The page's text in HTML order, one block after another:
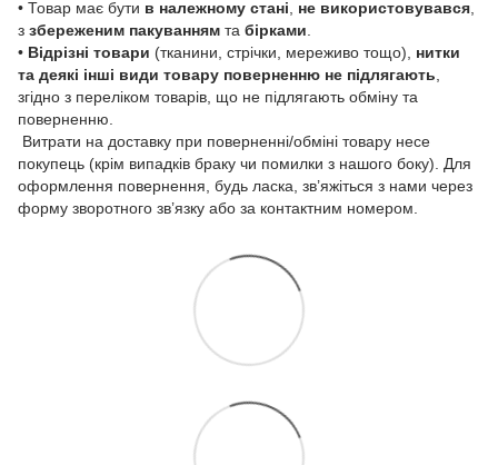
• Товар має бути в належному стані не використовувався
з збереженим пакуванням та бірками
• Відрізні товари (тканини, стрічки, мереживо тощо), нитки
та деякі інші види товару поверненню не підлягають
згідно з переліком товарів, що не підлягають обміну та
поверненню.
Витрати на доставку при поверненні/обміні товару несе
покупець (крім випадків браку чи помилки з нашого боку). Для
оформлення повернення, будь ласка, зв’яжіться з нами через
форму зворотного зв’язку або за контактним номером.